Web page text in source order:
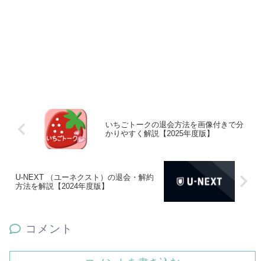
いちごトークの退会方法を画像付きで分
かりやすく解説【2025年度版】
U-NEXT （ユーネクスト）の退会・解約
方法を解説【2024年度版】
コメント